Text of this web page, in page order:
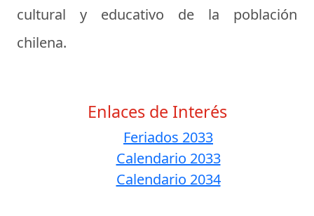
cultural y educativo de la población
chilena.
Enlaces de Interés
Feriados 2033
Calendario 2033
Calendario 2034